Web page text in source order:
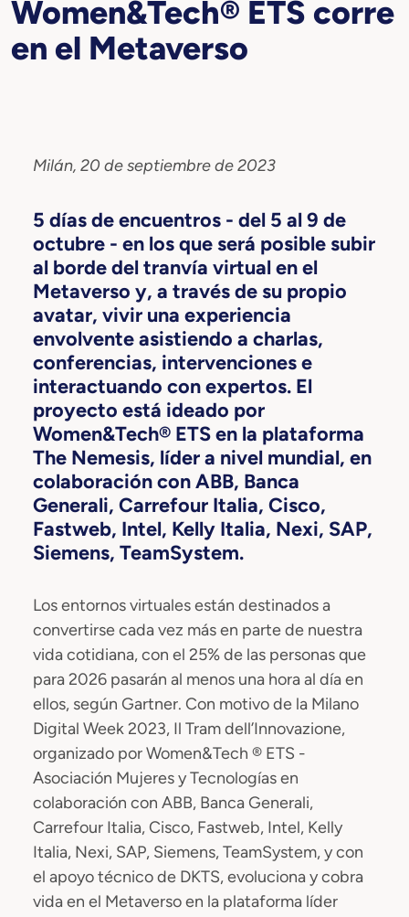
Women&Tech® ETS corre
en el Metaverso
Milán, 20 de septiembre de 2023
5 días de encuentros - del 5 al 9 de
octubre - en los que será posible subir
al borde del tranvía virtual en el
Metaverso y, a través de su propio
avatar, vivir una experiencia
envolvente asistiendo a charlas,
conferencias, intervenciones e
interactuando con expertos. El
proyecto está ideado por
Women&Tech® ETS en la plataforma
The Nemesis, líder a nivel mundial, en
colaboración con ABB, Banca
Generali, Carrefour Italia, Cisco,
Fastweb, Intel, Kelly Italia, Nexi, SAP,
Siemens, TeamSystem.
Los entornos virtuales están destinados a
convertirse cada vez más en parte de nuestra
vida cotidiana, con el 25% de las personas que
para 2026 pasarán al menos una hora al día en
ellos, según Gartner. Con motivo de la Milano
Digital Week 2023, Il Tram dell’Innovazione,
organizado por Women&Tech ® ETS -
Asociación Mujeres y Tecnologías en
colaboración con ABB, Banca Generali,
Carrefour Italia, Cisco, Fastweb, Intel, Kelly
Italia, Nexi, SAP, Siemens, TeamSystem, y con
el apoyo técnico de DKTS, evoluciona y cobra
vida en el Metaverso en la plataforma líder